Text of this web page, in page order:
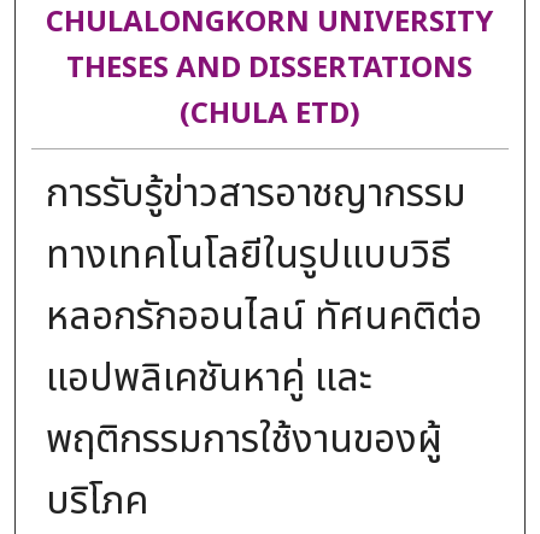
CHULALONGKORN UNIVERSITY
THESES AND DISSERTATIONS
(CHULA ETD)
การรับรู้ข่าวสารอาชญากรรม
ทางเทคโนโลยีในรูปแบบวิธี
หลอกรักออนไลน์ ทัศนคติต่อ
แอปพลิเคชันหาคู่ และ
พฤติกรรมการใช้งานของผู้
บริโภค